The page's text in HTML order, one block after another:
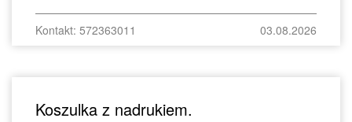
Kontakt: 572363011 03.08.2026
Koszulka z nadrukiem.